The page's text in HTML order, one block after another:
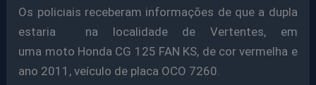
Os policiais receberam informações de que a dupla
estaria na localidade de Vertentes, em
uma moto Honda CG 125 FAN KS, de cor vermelha e
ano 2011, veículo de placa OCO 7260.